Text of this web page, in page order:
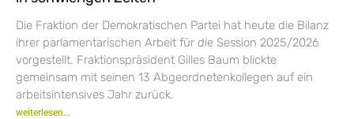
Die Fraktion der Demokratischen Partei hat heute die Bilanz
ihrer parlamentarischen Arbeit für die Session 2025/2026
vorgestellt. Fraktionspräsident Gilles Baum blickte
gemeinsam mit seinen 13 Abgeordnetenkollegen auf ein
arbeitsintensives Jahr zurück.
weiterlesen...